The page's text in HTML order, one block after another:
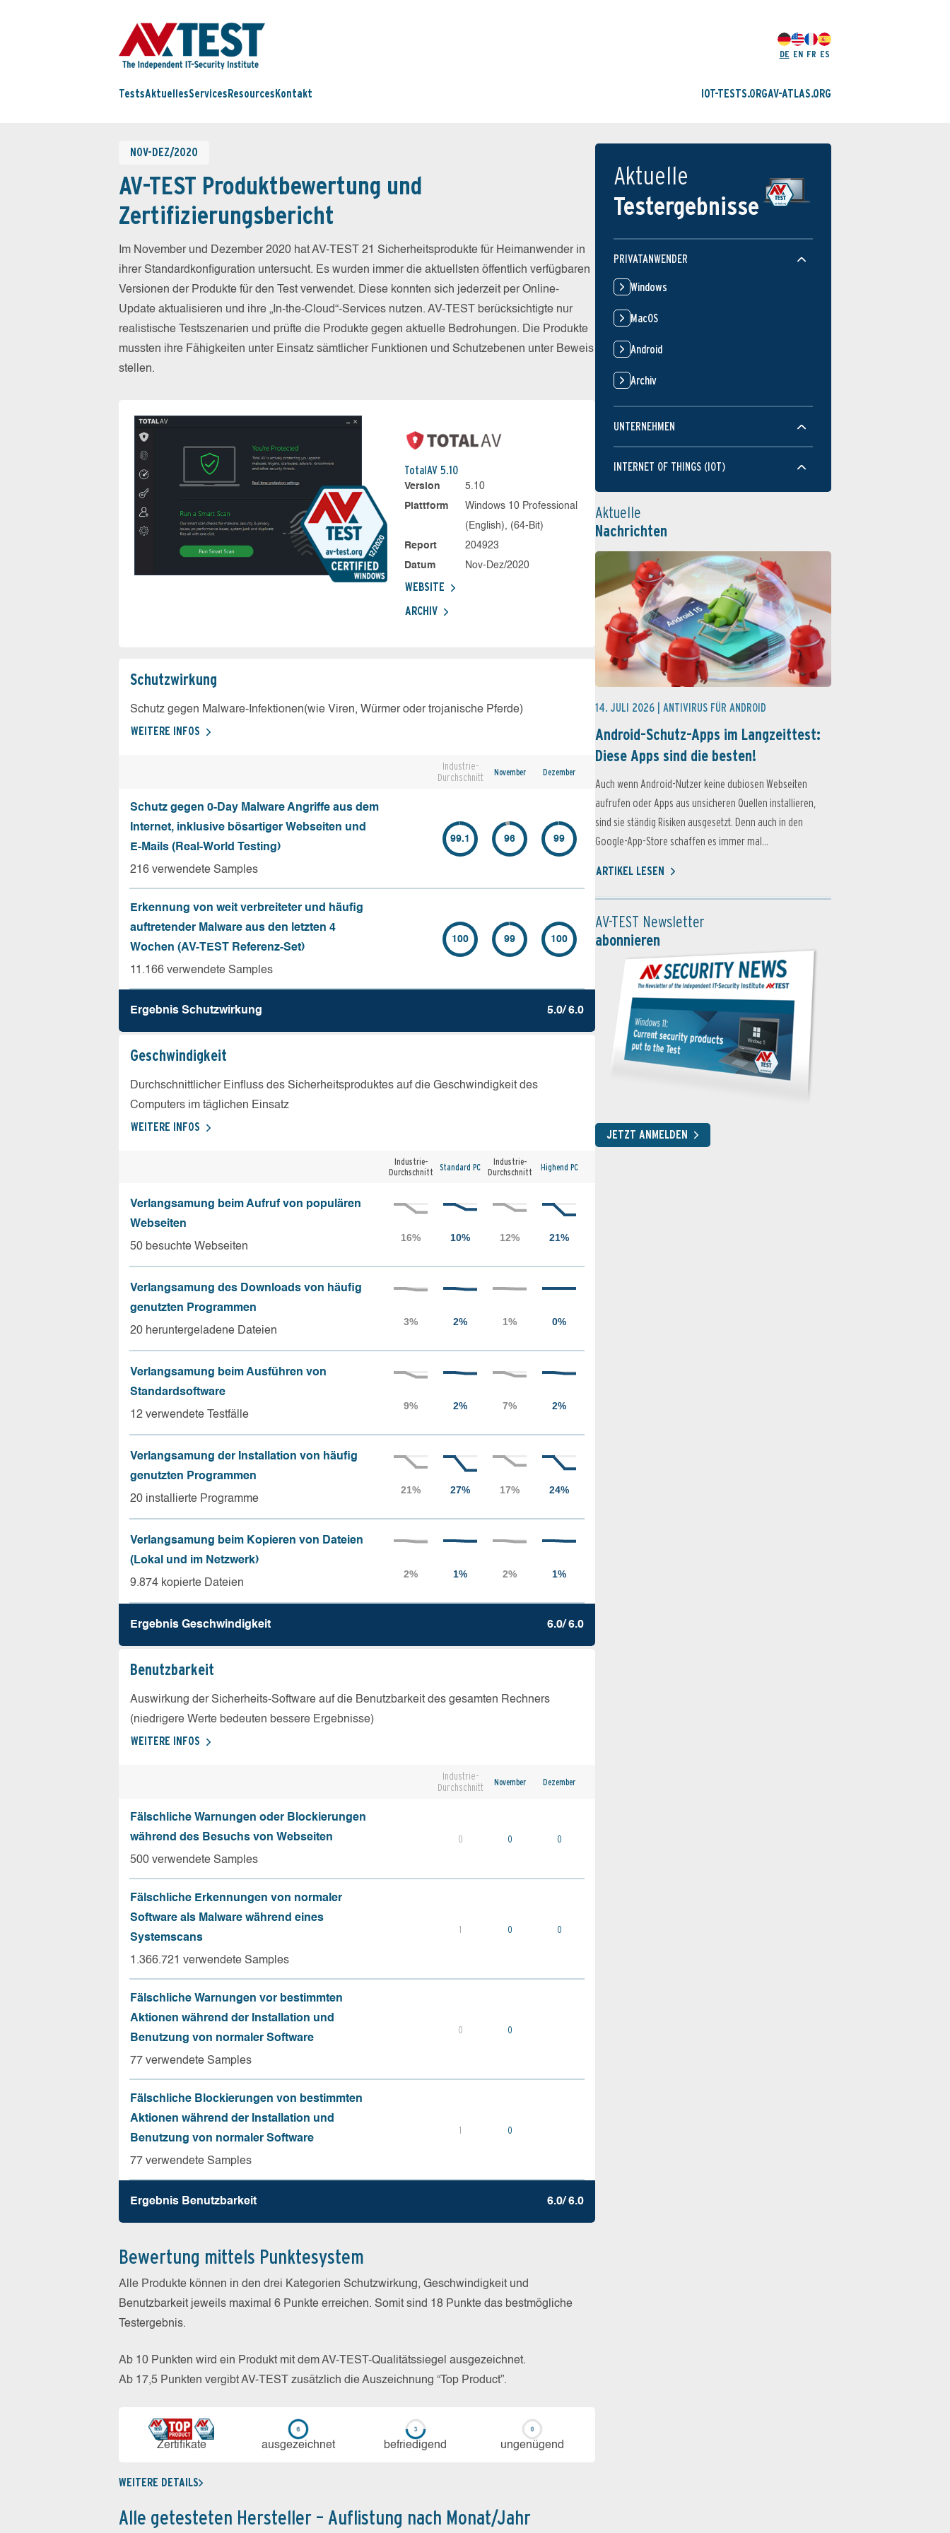
DE EN FR ES
TestsAktuellesServices Resources Kontakt IOT-TESTS.ORGAV-ATLAS.ORG
NOV-DEZ/2020
AV-TEST Produktbewertung und
Zertifizierungsbericht
Im November und Dezember 2020 hat AV-TEST 21 Sicherheitsprodukte für Heimanwender in
ihrer Standardkonfiguration untersucht. Es wurden immer die aktuellsten öffentlich verfügbaren
Versionen der Produkte für den Test verwendet. Diese konnten sich jederzeit per Online-
Update aktualisieren und ihre „In-the-Cloud“-Services nutzen. AV-TEST berücksichtigte nur
realistische Testszenarien und prüfte die Produkte gegen aktuelle Bedrohungen. Die Produkte
mussten ihre Fähigkeiten unter Einsatz sämtlicher Funktionen und Schutzebenen unter Beweis
stellen.
TotalAV 5.10
Version
5.10
Plattform
Windows 10 Professional
(English), (64-Bit)
Report
204923
Datum
Nov-Dez/2020
WEBSITE
ARCHIV
Schutz­wirkung
Schutz gegen Malware-Infektionen(wie Viren, Würmer oder trojanische Pferde)
WEITERE INFOS
Industrie-
Durchschnitt
November Dezember
Schutz gegen 0-Day Malware Angriffe aus dem
Internet, inklusive bösartiger Webseiten und
E-Mails (Real-World Testing)
216 verwendete Samples
99.1 96 99
Erkennung von weit verbreiteter und häufig
auftretender Malware aus den letzten 4
Wochen (AV-TEST Referenz-Set)
11.166 verwendete Samples
100 99 100
Ergebnis Schutz­wirkung 5.0/ 6.0
Geschw­indigkeit
Durchschnittlicher Einfluss des Sicherheitsproduktes auf die Geschwindigkeit des
Computers im täglichen Einsatz
WEITERE INFOS
Industrie-
Durchschnitt
Standard PC
Industrie-
Durchschnitt
Highend PC
Verlangsamung beim Aufruf von populären
Webseiten
50 besuchte Webseiten
Verlangsamung des Downloads von häufig
genutzten Programmen
20 heruntergeladene Dateien
Verlangsamung beim Ausführen von
Standardsoftware
12 verwendete Testfälle
Verlangsamung der Installation von häufig
genutzten Programmen
20 installierte Programme
Verlangsamung beim Kopieren von Dateien
(Lokal und im Netzwerk)
9.874 kopierte Dateien
Ergebnis Geschw­indigkeit 6.0/ 6.0
Benutz­barkeit
Auswirkung der Sicherheits-Software auf die Benutzbarkeit des gesamten Rechners
(niedrigere Werte bedeuten bessere Ergebnisse)
WEITERE INFOS
Industrie-
Durchschnitt
November Dezember
Fälschliche Warnungen oder Blockierungen
während des Besuchs von Webseiten
500 verwendete Samples
0 0 0
Fälschliche Erkennungen von normaler
Software als Malware während eines
Systemscans
1.366.721 verwendete Samples
1 0 0
Fälschliche Warnungen vor bestimmten
Aktionen während der Installation und
Benutzung von normaler Software
77 verwendete Samples
0 0
Fälschliche Blockierungen von bestimmten
Aktionen während der Installation und
Benutzung von normaler Software
77 verwendete Samples
1 0
Ergebnis Benutz­barkeit 6.0/ 6.0
Bewertung mittels Punktesystem
Alle Produkte können in den drei Kategorien Schutzwirkung, Geschwindigkeit und
Benutzbarkeit jeweils maximal 6 Punkte erreichen. Somit sind 18 Punkte das bestmögliche
Testergebnis.
Ab 10 Punkten wird ein Produkt mit dem AV-TEST-Qualitätssiegel ausgezeichnet.
Ab 17,5 Punkten vergibt AV-TEST zusätzlich die Auszeichnung “Top Product”.
Zerti­fikate aus­ge­zeich­net be­frie­di­gend un­ge­nü­gend
WEITERE DETAILS
Alle getesteten Hersteller – Auflistung nach Monat/Jahr
Aktuelle
Testergebnisse
PRIVATANWENDER
Windows
MacOS
Android
Archiv
UNTERNEHMEN
INTERNET OF THINGS (IOT)
Aktuelle
Nachrichten
14. JULI 2026 | ANTIVIRUS FÜR ANDROID
Android-Schutz-Apps im Langzeittest:
Diese Apps sind die besten!
Auch wenn Android-Nutzer keine dubiosen Webseiten
aufrufen oder Apps aus unsicheren Quellen installieren,
sind sie ständig Risiken ausgesetzt. Denn auch in den
Google-App-Store schaffen es immer mal...
ARTIKEL LESEN
AV-TEST Newsletter
abonnieren
JETZT ANMELDEN